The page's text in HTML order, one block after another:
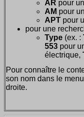
AR pour
AM pour
APT pour
pour une
Type (ex. :
553 pour
électrique,
Pour connaître le
son nom dans le
droite.